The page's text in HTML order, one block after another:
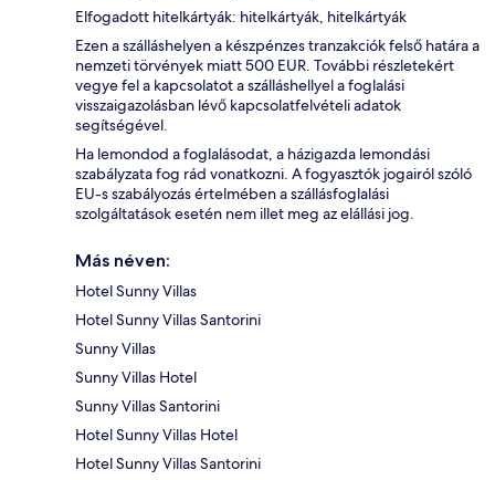
Elfogadott hitelkártyák: hitelkártyák, hitelkártyák
Ezen a szálláshelyen a készpénzes tranzakciók felső határa a
nemzeti törvények miatt 500 EUR. További részletekért
vegye fel a kapcsolatot a szálláshellyel a foglalási
visszaigazolásban lévő kapcsolatfelvételi adatok
segítségével.
Ha lemondod a foglalásodat, a házigazda lemondási
szabályzata fog rád vonatkozni. A fogyasztók jogairól szóló
EU-s szabályozás értelmében a szállásfoglalási
szolgáltatások esetén nem illet meg az elállási jog.
Más néven:
Hotel Sunny Villas
Hotel Sunny Villas Santorini
Sunny Villas
Sunny Villas Hotel
Sunny Villas Santorini
Hotel Sunny Villas Hotel
Hotel Sunny Villas Santorini